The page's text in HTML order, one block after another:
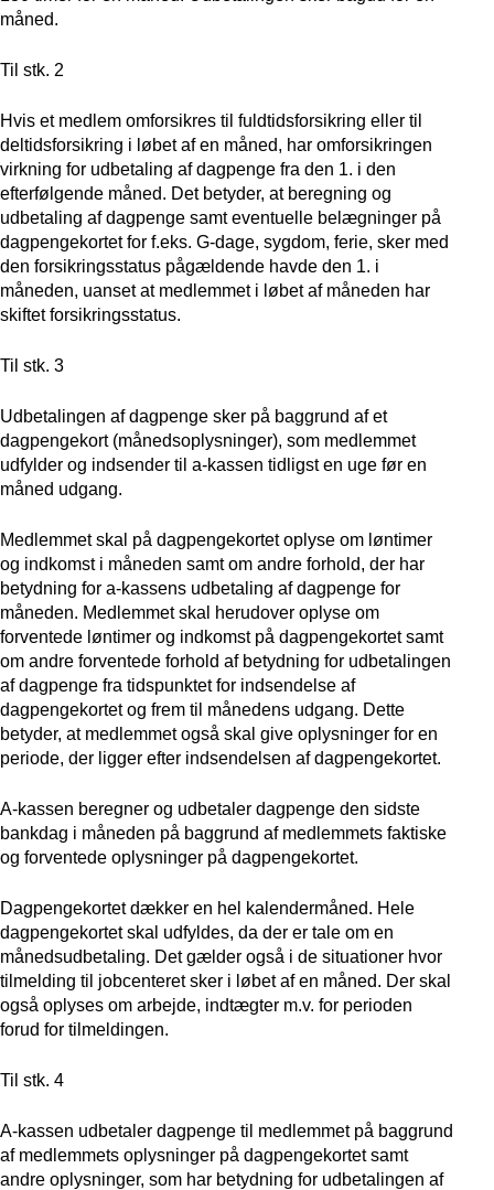
måned.
Til stk. 2
Hvis et medlem omforsikres til fuldtidsforsikring eller til
deltidsforsikring i løbet af en måned, har omforsikringen
virkning for udbetaling af dagpenge fra den 1. i den
efterfølgende måned. Det betyder, at beregning og
udbetaling af dagpenge samt eventuelle belægninger på
dagpengekortet for f.eks. G-dage, sygdom, ferie, sker med
den forsikringsstatus pågældende havde den 1. i
måneden, uanset at medlemmet i løbet af måneden har
skiftet forsikringsstatus.
Til stk. 3
Udbetalingen af dagpenge sker på baggrund af et
dagpengekort (månedsoplysninger), som medlemmet
udfylder og indsender til a-kassen tidligst en uge før en
måned udgang.
Medlemmet skal på dagpengekortet oplyse om løntimer
og indkomst i måneden samt om andre forhold, der har
betydning for a-kassens udbetaling af dagpenge for
måneden. Medlemmet skal herudover oplyse om
forventede løntimer og indkomst på dagpengekortet samt
om andre forventede forhold af betydning for udbetalingen
af dagpenge fra tidspunktet for indsendelse af
dagpengekortet og frem til månedens udgang. Dette
betyder, at medlemmet også skal give oplysninger for en
periode, der ligger efter indsendelsen af dagpengekortet.
A-kassen beregner og udbetaler dagpenge den sidste
bankdag i måneden på baggrund af medlemmets faktiske
og forventede oplysninger på dagpengekortet.
Dagpengekortet dækker en hel kalendermåned. Hele
dagpengekortet skal udfyldes, da der er tale om en
månedsudbetaling. Det gælder også i de situationer hvor
tilmelding til jobcenteret sker i løbet af en måned. Der skal
også oplyses om arbejde, indtægter m.v. for perioden
forud for tilmeldingen.
Til stk. 4
A-kassen udbetaler dagpenge til medlemmet på baggrund
af medlemmets oplysninger på dagpengekortet samt
andre oplysninger, som har betydning for udbetalingen af